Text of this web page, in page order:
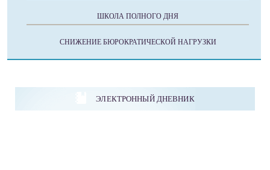
ШКОЛА ПОЛНОГО ДНЯ
СНИЖЕНИЕ БЮРОКРАТИЧЕСКОЙ НАГРУЗКИ
ЭЛЕКТРОННЫЙ ДНЕВНИК